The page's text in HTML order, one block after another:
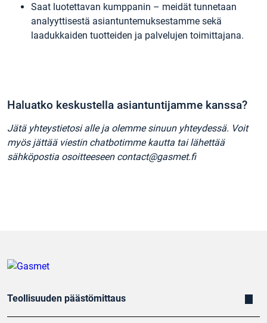
Saat luotettavan kumppanin – meidät tunnetaan
analyyttisestä asiantuntemuksestamme sekä
laadukkaiden tuotteiden ja palvelujen toimittajana.
Haluatko keskustella asiantuntijamme kanssa?
Jätä yhteystietosi alle ja olemme sinuun yhteydessä. Voit
myös jättää viestin chatbotimme kautta tai lähettää
sähköpostia osoitteeseen contact@gasmet.fi
Teollisuuden päästömittaus